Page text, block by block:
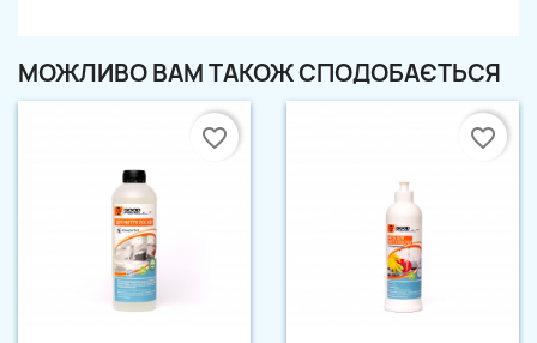
МОЖЛИВО ВАМ ТАКОЖ СПОДОБАЄТЬСЯ
favorite_border favorite_border